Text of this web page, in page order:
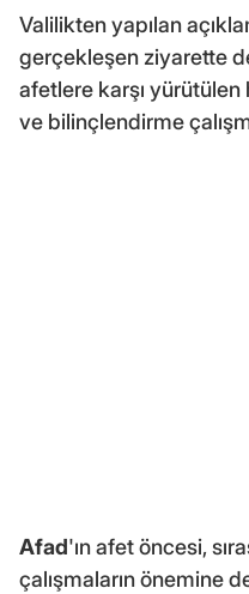
Valilikten yapılan
gerçekleşen ziyarette
afetlere karşı yürütülen
ve bilinçlendirme
Afad'ın afet öncesi,
çalışmaların önemine